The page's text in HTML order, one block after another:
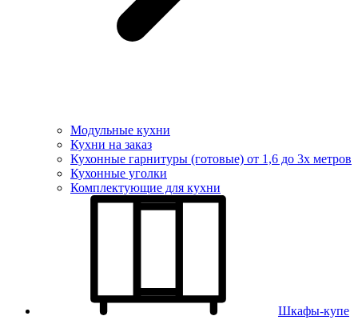
Модульные кухни
Кухни на заказ
Кухонные гарнитуры (готовые) от 1,6 до 3х метров
Кухонные уголки
Комплектующие для кухни
Шкафы-купе